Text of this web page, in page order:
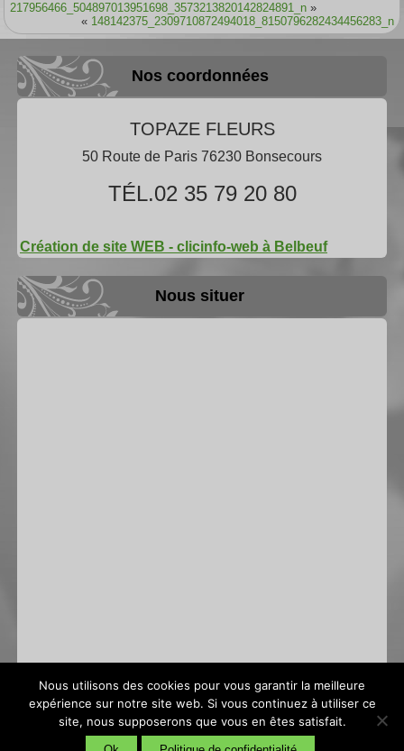
217956466_504897013951698_3573213820142824891_n »
« 148142375_2309710872494018_8150796282434456283_n
Nos coordonnées
TOPAZE FLEURS
50 Route de Paris 76230 Bonsecours
TÉL.02 35 79 20 80
Création de site WEB - clicinfo-web à Belbeuf
Nous situer
Nous utilisons des cookies pour vous garantir la meilleure
expérience sur notre site web. Si vous continuez à utiliser ce
site, nous supposerons que vous en êtes satisfait.